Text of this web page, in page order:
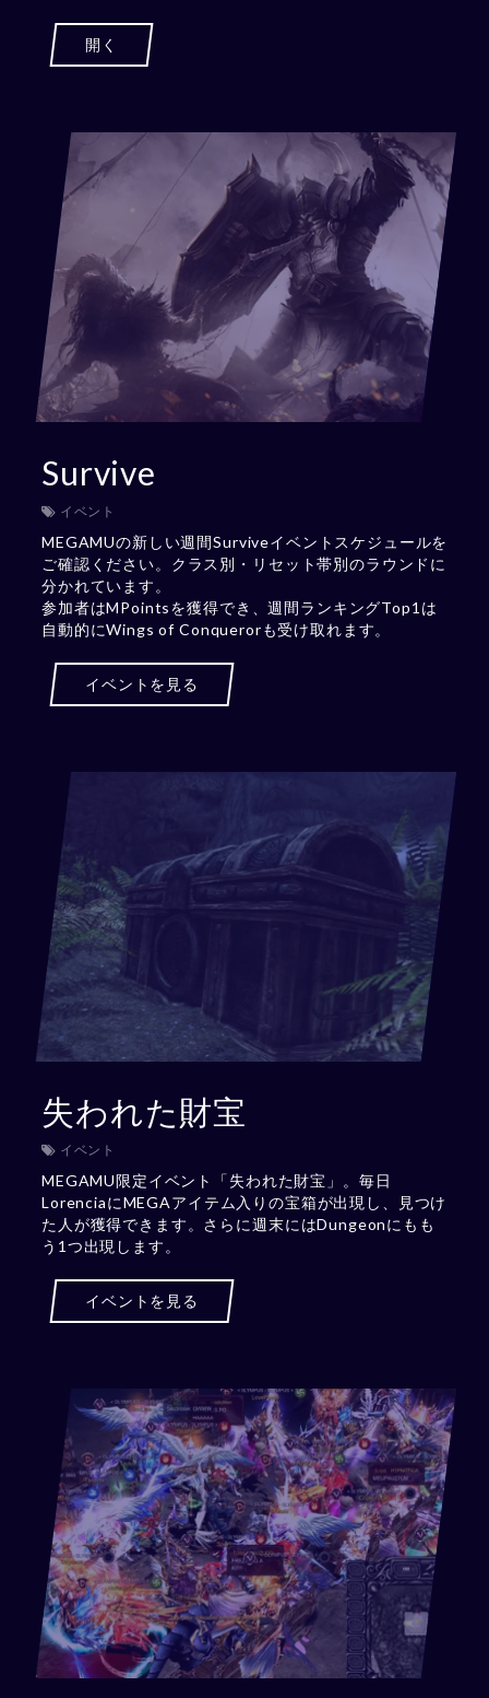
開く
Survive
イベント
MEGAMUの新しい週間Surviveイベントスケジュールを
ご確認ください。クラス別・リセット帯別のラウンドに
分かれています。
参加者はMPointsを獲得でき、週間ランキングTop1は
自動的にWings of Conquerorも受け取れます。
イベントを見る
失われた財宝
イベント
MEGAMU限定イベント「失われた財宝」。毎日
LorenciaにMEGAアイテム入りの宝箱が出現し、見つけ
た人が獲得できます。さらに週末にはDungeonにもも
う1つ出現します。
イベントを見る